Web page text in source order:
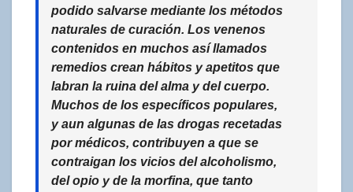
podido salvarse mediante los métodos
naturales de curación. Los venenos
contenidos en muchos así llamados
remedios crean hábitos y apetitos que
labran la ruina del alma y del cuerpo.
Muchos de los específicos populares,
y aun algunas de las drogas recetadas
por médicos, contribuyen a que se
contraigan los vicios del alcoholismo,
del opio y de la morfina, que tanto